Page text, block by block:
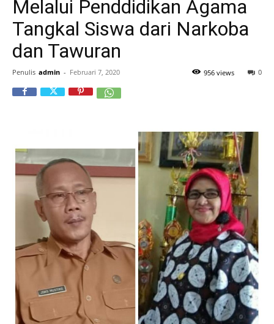
Melalui Penddidikan Agama
Tangkal Siswa dari Narkoba
dan Tawuran
Penulis admin - Februari 7, 2020 0
956 views